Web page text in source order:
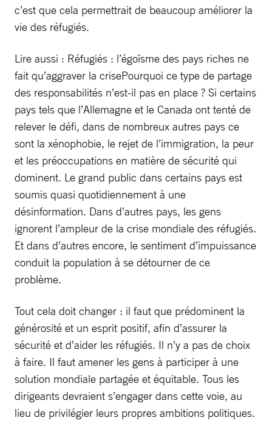
c’est que cela permettrait de beaucoup améliorer la
vie des réfugiés.
Lire aussi : Réfugiés : l’égoïsme des pays riches ne
fait qu’aggraver la crisePourquoi ce type de partage
des responsabilités n’est-il pas en place ? Si certains
pays tels que l’Allemagne et le Canada ont tenté de
relever le défi, dans de nombreux autres pays ce
sont la xénophobie, le rejet de l’immigration, la peur
et les préoccupations en matière de sécurité qui
dominent. Le grand public dans certains pays est
soumis quasi quotidiennement à une
désinformation. Dans d’autres pays, les gens
ignorent l’ampleur de la crise mondiale des réfugiés.
Et dans d’autres encore, le sentiment d’impuissance
conduit la population à se détourner de ce
problème.
Tout cela doit changer : il faut que prédominent la
générosité et un esprit positif, afin d’assurer la
sécurité et d’aider les réfugiés. Il n’y a pas de choix
à faire. Il faut amener les gens à participer à une
solution mondiale partagée et équitable. Tous les
dirigeants devraient s’engager dans cette voie, au
lieu de privilégier leurs propres ambitions politiques.